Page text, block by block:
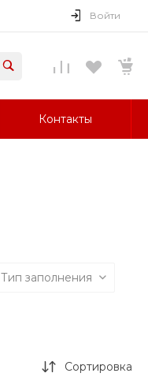
Войти
Контакты
Тип заполнения
Сортировка